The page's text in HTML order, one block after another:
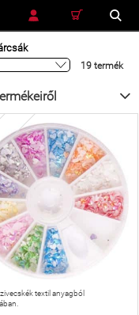
KERESÉS
19 termék
textil anyagból